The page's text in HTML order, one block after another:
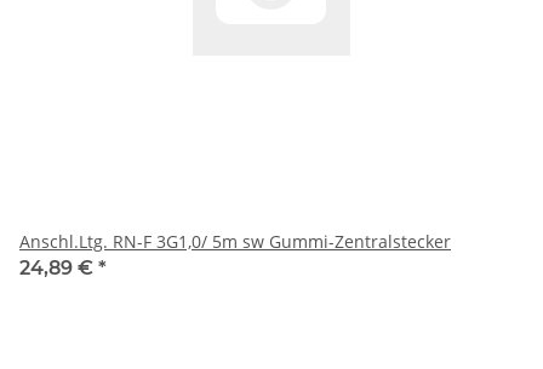
Anschl.Ltg. RN-F 3G1,0/ 5m sw Gummi-Zentralstecker
24,89 € *